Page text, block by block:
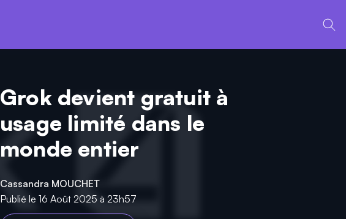
Grok devient gratuit à
usage limité dans le
monde entier
Cassandra MOUCHET
Publié le 16 Août 2025 à 23h57